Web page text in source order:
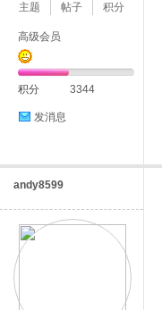
主题
帖子
积分
高级会员
积分 3344
发消息
andy8599